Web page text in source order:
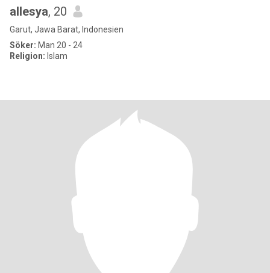
allesya, 20
Garut, Jawa Barat, Indonesien
Söker: Man 20 - 24
Religion: Islam